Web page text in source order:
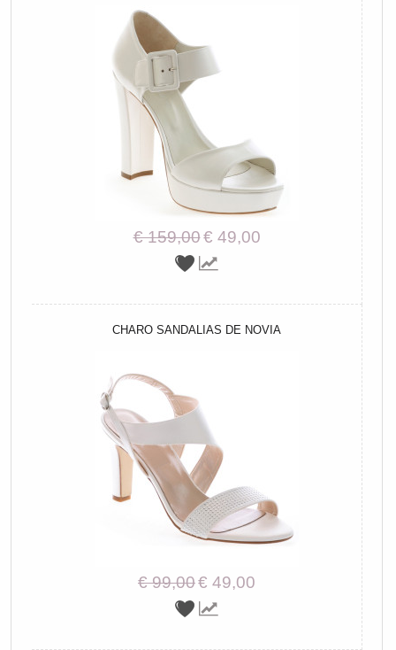
€ 159,00€ 49,00
CHARO SANDALIAS DE NOVIA
€ 99,00€ 49,00